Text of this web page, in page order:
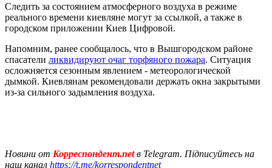
Следить за состоянием атмосферного воздуха в режиме
реального времени киевляне могут за ссылкой, а также в
городском приложении Киев Цифровой.
Напомним, ранее сообщалось, что в Вышгородском районе
спасатели ликвидируют очаг торфяного пожара. Ситуация
осложняется сезонным явлением - метеорологической
дымкой. Киевлянам рекомендовали держать окна закрытыми
из-за сильного задымления воздуха.
Новини от Корреспондент.netв Telegram. Підписуйтесь на
наш канал https://t.me/korrespondentnet